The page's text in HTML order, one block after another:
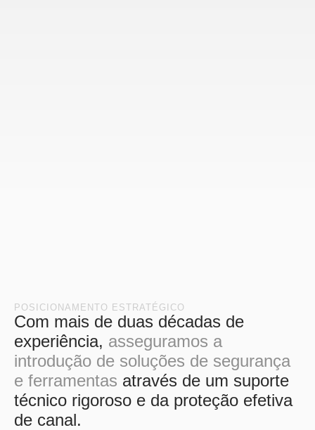
POSICIONAMENTO ESTRATÉGICO
Com mais de duas décadas de
experiência, asseguramos a
introdução de soluções de segurança
e ferramentas através de um suporte
técnico rigoroso e da proteção efetiva
de canal.